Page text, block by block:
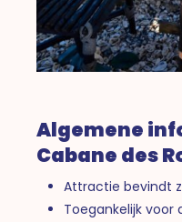
Algemene
Cabane des
Attractie bevindt
Toegankelijk voor